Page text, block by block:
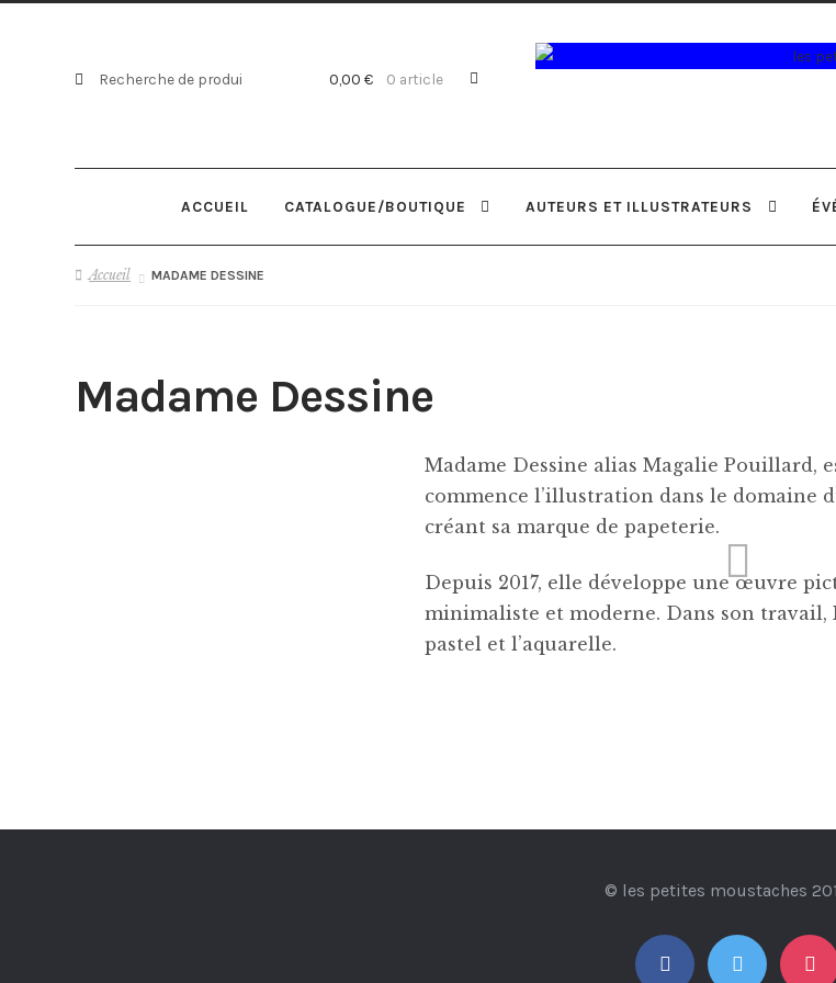
Recherche
0,00€ 0 article
à
la
au
contenu
ACCUEIL CATALOGUE/BOUTIQUE AUTEURS ET ILLUSTRATEURS
Accueil MADAME DESSINE
Madame Dessine
Madame Dessine alias Magalie Pouillard,
commence l’illustration dans le domaine
créant sa marque de papeterie.
Depuis 2017, elle développe une œuvre
minimaliste et moderne. Dans son
pastel et l’aquarelle.
© les petites moustaches
facebook twitter